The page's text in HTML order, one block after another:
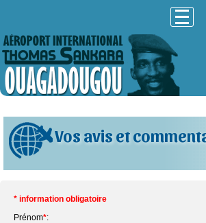
Vos avis et
* information obligatoire
Prénom*: